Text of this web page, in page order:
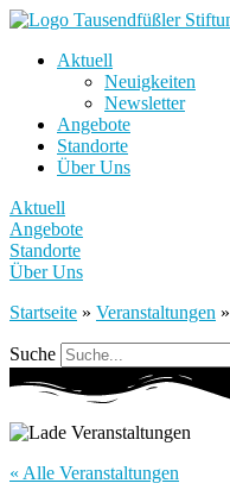
Aktuell
Neuigkeiten
Newsletter
Angebote
Standorte
Über Uns
Aktuell
Angebote
Standorte
Über Uns
Startseite » Veranstaltungen »
Suche
« Alle Veranstaltungen